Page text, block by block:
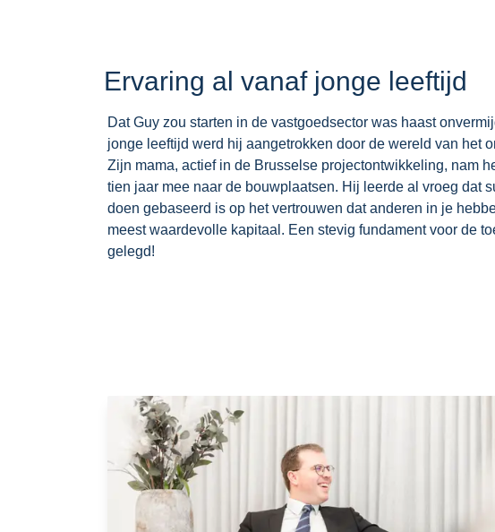
Ervaring al vanaf jonge leeftijd
Dat Guy zou starten in de vastgoedsector was haast
jonge leeftijd werd hij aangetrokken door de wereld van het
Zijn mama, actief in de Brusselse projectontwikkeling, nam
tien jaar mee naar de bouwplaatsen. Hij leerde al vroeg dat
doen gebaseerd is op het vertrouwen dat anderen in je
meest waardevolle kapitaal. Een stevig fundament voor de
gelegd!